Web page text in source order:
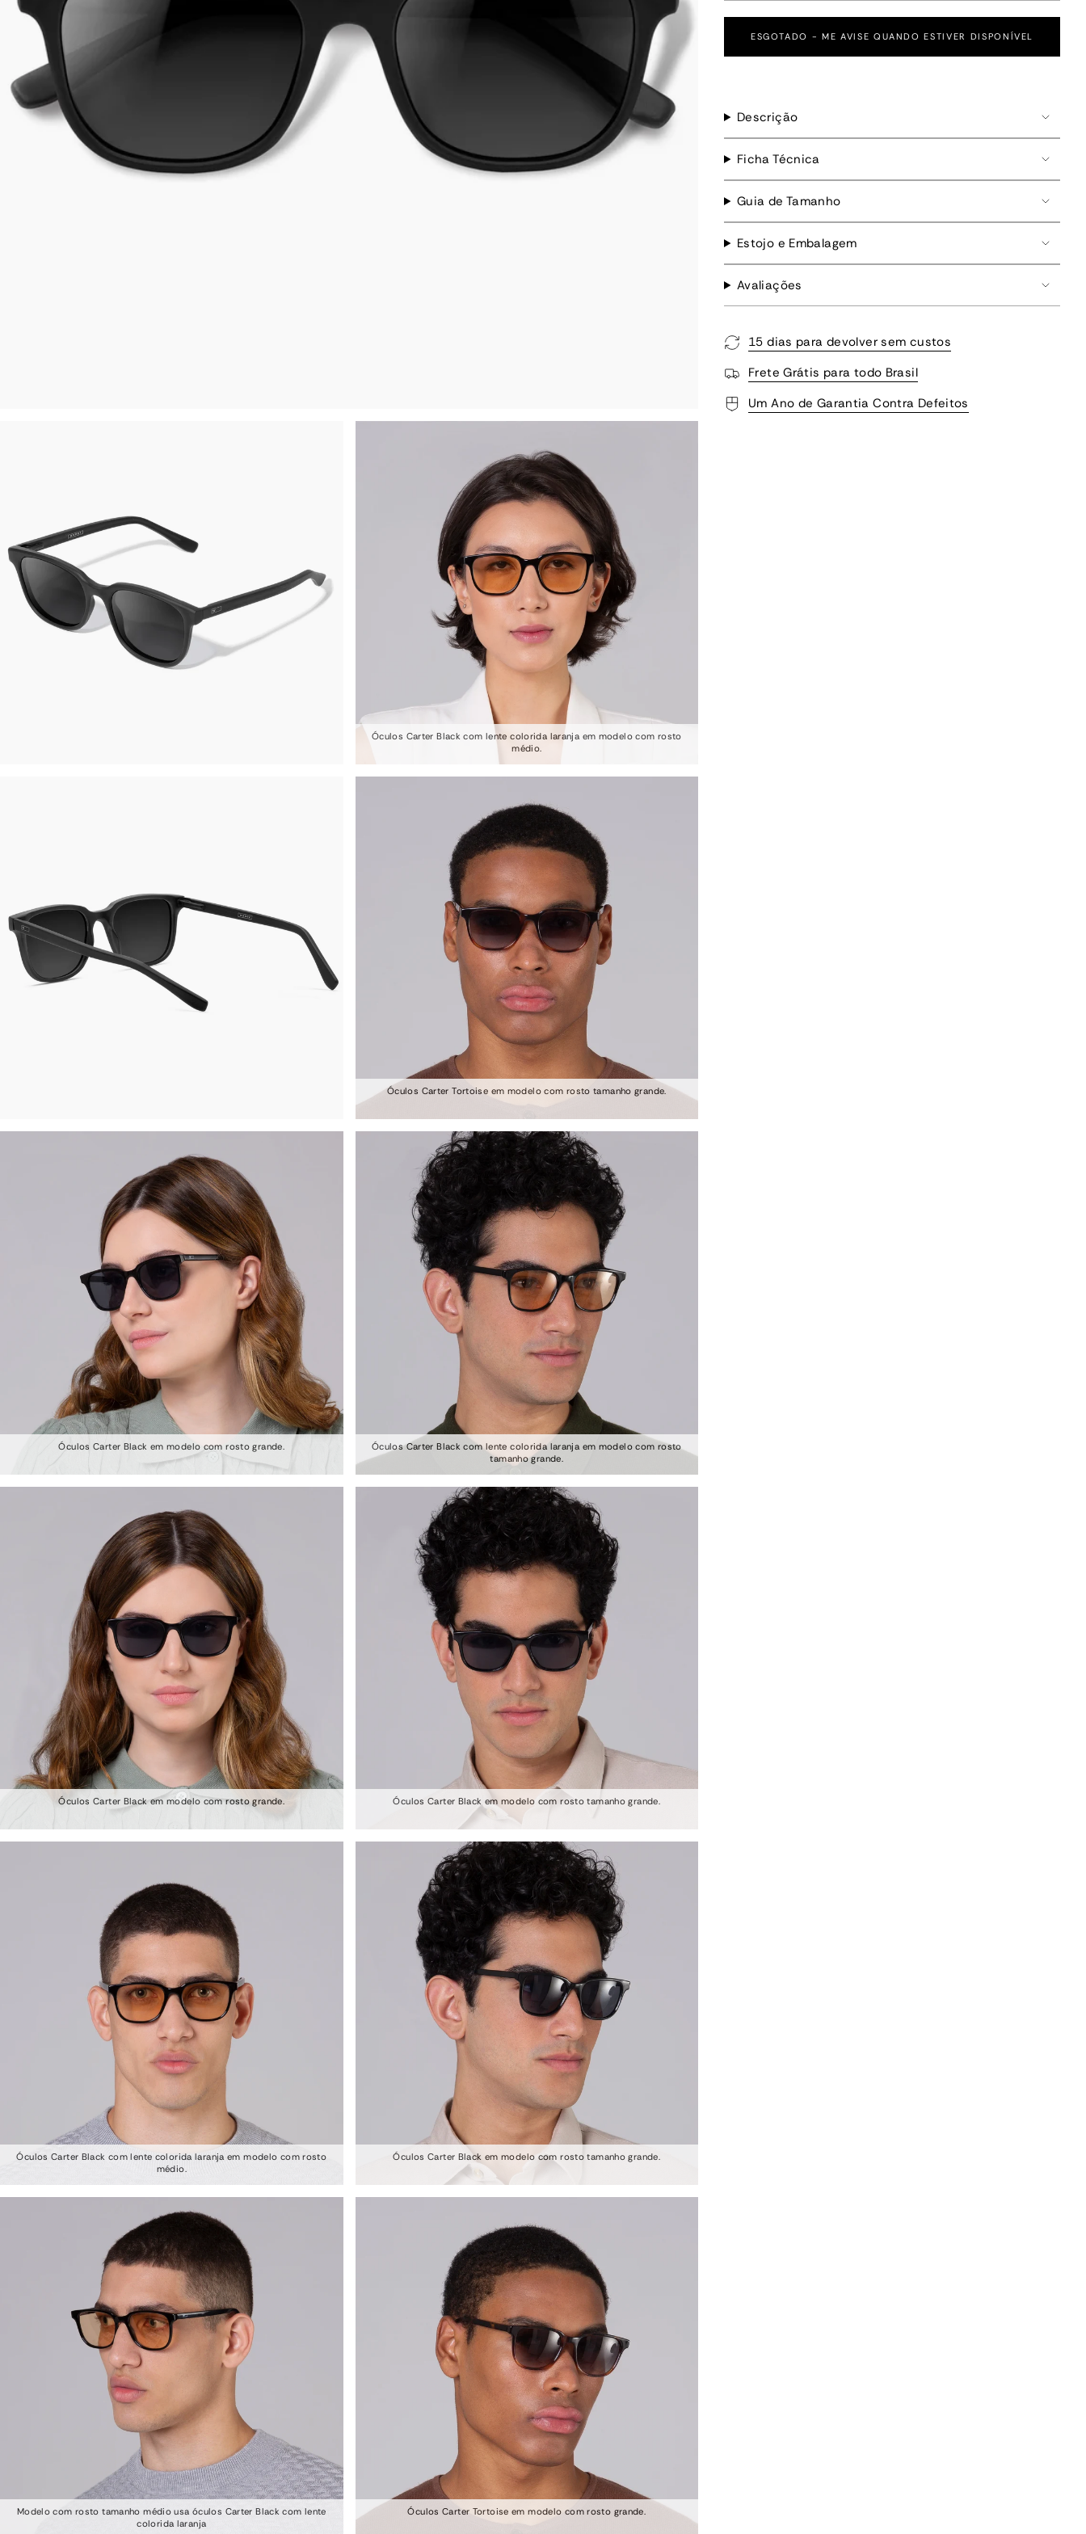
Óculos Carter Black em modelo com rosto grande.
Óculos Carter Black em modelo com rosto grande.
Óculos Carter Black com lente colorida laranja em modelo com rosto
médio.
Modelo com rosto tamanho médio usa óculos Carter Black com lente
colorida laranja
Óculos Carter Black com lente colorida laranja em modelo com rosto
médio.
Óculos Carter Tortoise em modelo com rosto tamanho grande.
Óculos Carter Black com lente colorida laranja em modelo com rosto
tamanho grande.
Óculos Carter Black em modelo com rosto tamanho grande.
Óculos Carter Black em modelo com rosto tamanho grande.
Óculos Carter Tortoise em modelo com rosto grande.
ESGOTADO - ME AVISE QUANDO ESTIVER DISPONÍVEL
Descrição
Ficha Técnica
Guia de Tamanho
Estojo e Embalagem
Avaliações
15 dias para devolver sem custos
Frete Grátis para todo Brasil
Um Ano de Garantia Contra Defeitos